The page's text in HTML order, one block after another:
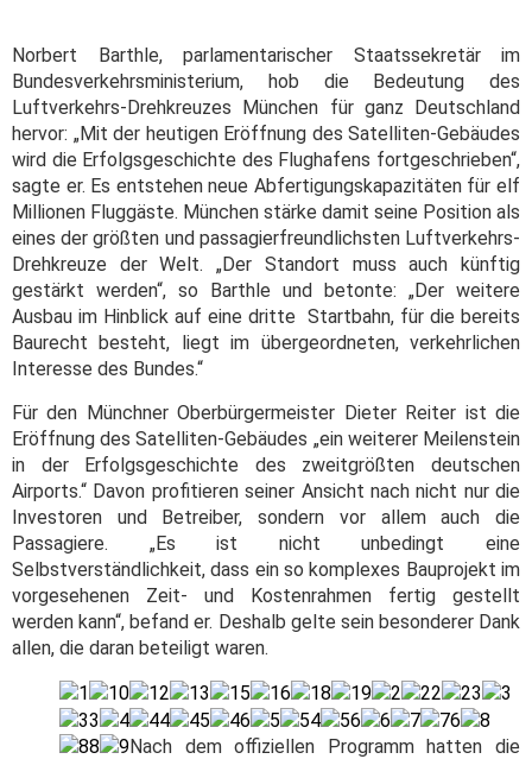
Norbert Barthle, parlamentarischer Staatssekretär im
Bundesverkehrsministerium, hob die Bedeutung des
Luftverkehrs-Drehkreuzes München für ganz Deutschland
hervor: „Mit der heutigen Eröffnung des Satelliten-Gebäudes
wird die Erfolgsgeschichte des Flughafens fortgeschrieben“,
sagte er. Es entstehen neue Abfertigungskapazitäten für elf
Millionen Fluggäste. München stärke damit seine Position als
eines der größten und passagierfreundlichsten Luftverkehrs-
Drehkreuze der Welt. „Der Standort muss auch künftig
gestärkt werden“, so Barthle und betonte: „Der weitere
Ausbau im Hinblick auf eine dritte Startbahn, für die bereits
Baurecht besteht, liegt im übergeordneten, verkehrlichen
Interesse des Bundes.“
Für den Münchner Oberbürgermeister Dieter Reiter ist die
Eröffnung des Satelliten-Gebäudes „ein weiterer Meilenstein
in der Erfolgsgeschichte des zweitgrößten deutschen
Airports.“ Davon profitieren seiner Ansicht nach nicht nur die
Investoren und Betreiber, sondern vor allem auch die
Passagiere. „Es ist nicht unbedingt eine
Selbstverständlichkeit, dass ein so komplexes Bauprojekt im
vorgesehenen Zeit- und Kostenrahmen fertig gestellt
werden kann“, befand er. Deshalb gelte sein besonderer Dank
allen, die daran beteiligt waren.
Nach dem offiziellen Programm hatten die